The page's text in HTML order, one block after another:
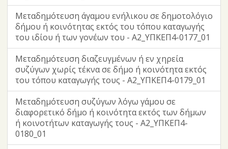
Μεταδημότευση άγαμου ενήλικου σε δημοτολόγιο
δήμου ή κοινότητας εκτός του τόπου καταγωγής
του ιδίου ή των γονέων του - Α2_ΥΠΚΕΠ4-0177_01
Μεταδημότευση διαζευγμένων ή εν χηρεία
συζύγων χωρίς τέκνα σε δήμο ή κοινότητα εκτός
του τόπου καταγωγής τους - Α2_ΥΠΚΕΠ4-0179_01
Μεταδημότευση συζύγων λόγω γάμου σε
διαφορετικό δήμο ή κοινότητα εκτός των δήμων
ή κοινοτήτων καταγωγής τους - Α2_ΥΠΚΕΠ4-
0180_01